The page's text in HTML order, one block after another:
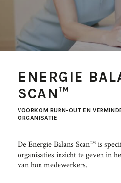
ENERGIE
SCAN™
VOORKOM BURN-OUT EN
ORGANISATIE
De Energie Balans ScanTM is
organisaties inzicht te geven in
van hun medewerkers.